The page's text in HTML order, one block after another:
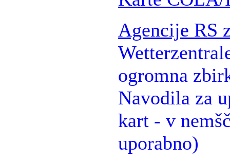
Agencije RS
ogromna
Navodila za
kart - v
uporabno)